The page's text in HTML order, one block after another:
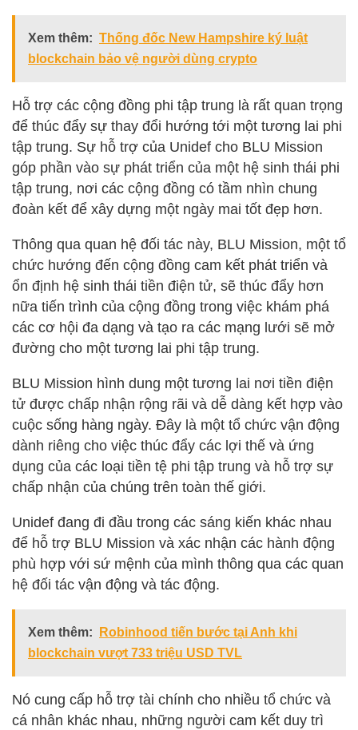
Xem thêm: Thống đốc New Hampshire ký luật
blockchain bảo vệ người dùng crypto
Hỗ trợ các cộng đồng phi tập trung là rất quan trọng
để thúc đẩy sự thay đổi hướng tới một tương lai phi
tập trung. Sự hỗ trợ của Unidef cho BLU Mission
góp phần vào sự phát triển của một hệ sinh thái phi
tập trung, nơi các cộng đồng có tầm nhìn chung
đoàn kết để xây dựng một ngày mai tốt đẹp hơn.
Thông qua quan hệ đối tác này, BLU Mission, một tổ
chức hướng đến cộng đồng cam kết phát triển và
ổn định hệ sinh thái tiền điện tử, sẽ thúc đẩy hơn
nữa tiến trình của cộng đồng trong việc khám phá
các cơ hội đa dạng và tạo ra các mạng lưới sẽ mở
đường cho một tương lai phi tập trung.
BLU Mission hình dung một tương lai nơi tiền điện
tử được chấp nhận rộng rãi và dễ dàng kết hợp vào
cuộc sống hàng ngày. Đây là một tổ chức vận động
dành riêng cho việc thúc đẩy các lợi thế và ứng
dụng của các loại tiền tệ phi tập trung và hỗ trợ sự
chấp nhận của chúng trên toàn thế giới.
Unidef đang đi đầu trong các sáng kiến khác nhau
để hỗ trợ BLU Mission và xác nhận các hành động
phù hợp với sứ mệnh của mình thông qua các quan
hệ đối tác vận động và tác động.
Xem thêm:
Robinhood tiến bước tại Anh khi
blockchain vượt 733 triệu USD TVL
Nó cung cấp hỗ trợ tài chính cho nhiều tổ chức và
cá nhân khác nhau, những người cam kết duy trì